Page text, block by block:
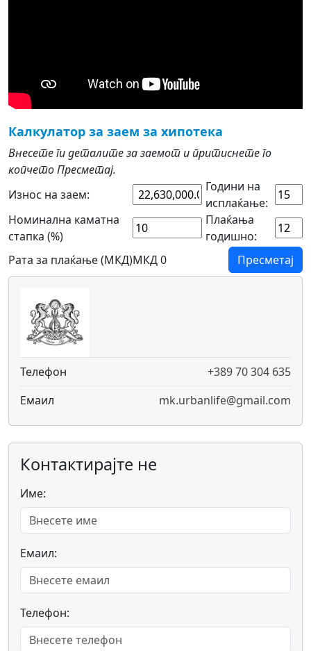
Калкулатор за заем за хипотека
Внесете ги деталите за заемот и притиснете го
копчето Пресметај.
Износ на заем:
Години на
исплаќање:
Номинална каматна
стапка (%)
Плаќања
годишно:
Рата за плаќање (МКД)МКД 0 Пресметај
Телефон
+389 70 304 635
Емаил
mk.urbanlife@gmail.com
Контактирајте не
Име:
Емаил:
Телефон: